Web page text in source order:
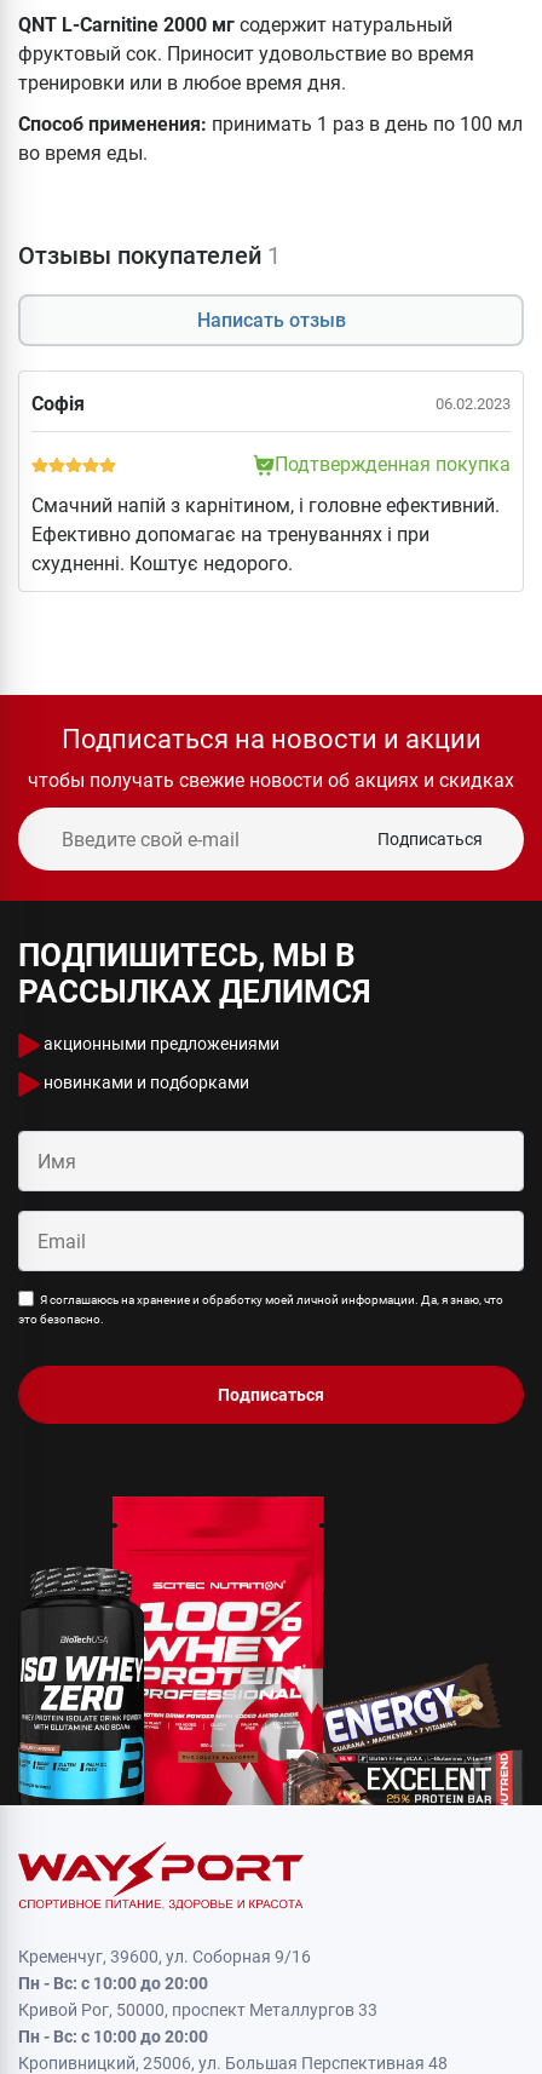
QNT L-Carnitine 2000 мг содержит натуральный
фруктовый сок. Приносит удовольствие во время
тренировки или в любое время дня.
Способ применения: принимать 1 раз в день по 100 мл
во время еды.
Отзывы покупателей 1
Написать отзыв
Софія 06.02.2023
Подтвержденная покупка
Смачний напій з карнітином, і головне ефективний.
Ефективно допомагає на тренуваннях і при
схудненні. Коштує недорого.
Подписаться на новости и акции
чтобы получать свежие новости об акциях и скидках
Подписаться
ПОДПИШИТЕСЬ, МЫ В
РАССЫЛКАХ ДЕЛИМСЯ
акционными предложениями
новинками и подборками
Я соглашаюсь на хранение и обработку моей личной информации. Да, я знаю, что
это безопасно.
Подписаться
Кременчуг, 39600, ул. Соборная 9/16
Пн - Вс: с 10:00 до 20:00
Кривой Рог, 50000, проспект Металлургов 33
Пн - Вс: с 10:00 до 20:00
Кропивницкий, 25006, ул. Большая Перспективная 48